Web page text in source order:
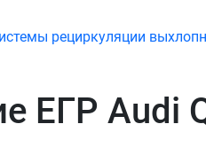
рециркуляции
ЕГР Audi